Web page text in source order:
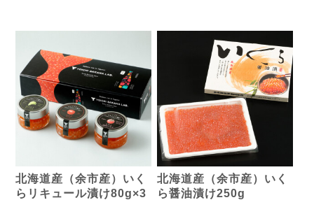
北海道産（余市産）いく
らリキュール漬け80g×3
北海道産（余市産）いく
ら醤油漬け250g